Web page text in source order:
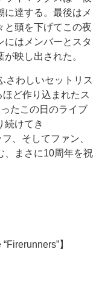
に達する。最後はメ
と頭を下げてこの夜
にはメンバーとスタ
映し出された。
わしいセットリス
ど作り込まれたス
たこの日のライブ
続けてき
、そしてファン、
、まさに10周年を祝
】